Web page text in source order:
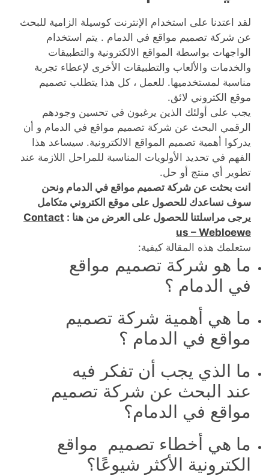
لقد اعتدنا على استخدام الإنترنت كوسيلة الزامية للبحث
عن شركة تصميم مواقع في الدمام . يتم استخدام
الواجهات بواسطة المواقع الالكترونية والتطبيقات
والخدمات والألعاب والتطبيقات الأخرى لإعطاء تجربة
مناسبة لمستخدميها. للعمل ، كل هذا يتطلب تصميم
موقع الكتروني لائق.
يجب على أولئك الذين يرغبون في تحسين وجودهم
الرقمي البحث عن شركة تصميم مواقع في الدمام و أن
يدركوا أهمية تصميم المواقع الالكترونية. سيساعد هذا
الفهم في تحديد الأولويات المناسبة للمراحل اللازمة عند
تطوير أي منتج أو حل.
انت بحثت عن شركة تصميم مواقع في الدمام ونحن
سوف نساعدك للحصول على موقع الكتروني متكامل
يرجى مراسلتنا للحصول على العرض من هنا : Contact
us – Webloewe
ستعلمك هذه المقالة كيفية:
ما هو شركة تصميم مواقع
في الدمام ؟
ما هي أهمية شركة تصميم
مواقع في الدمام ؟
ما الذي يجب أن تفكر فيه
عند البحث عن شركة تصميم
مواقع في الدمام؟
ما هي أخطاء تصميم مواقع
الكترونية الأكثر شيوعًا؟